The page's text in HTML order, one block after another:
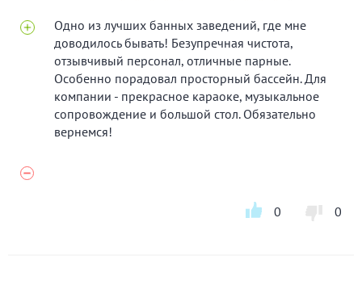
Одно из лучших банных заведений, где мне
доводилось бывать! Безупречная чистота,
отзывчивый персонал, отличные парные.
Особенно порадовал просторный бассейн. Для
компании - прекрасное караоке, музыкальное
сопровождение и большой стол. Обязательно
вернемся!
0 0